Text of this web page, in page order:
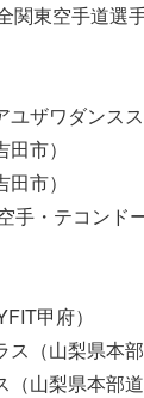
東空手道選
ザワダンスス
市）
市）
・テコンド
甲府）
（山梨県本部
山梨県本部道